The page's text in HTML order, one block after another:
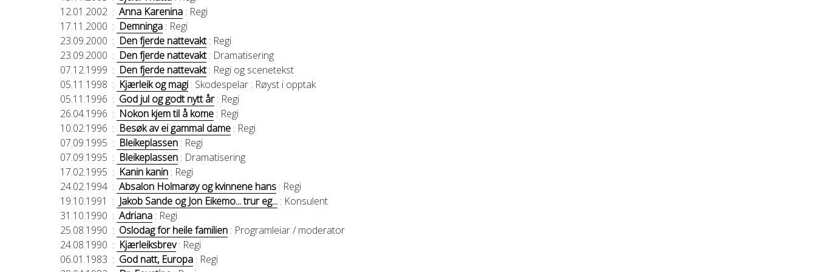
12.01.2002 : Anna Karenina : Regi
17.11.2000 : Demninga : Regi
23.09.2000 : Den fjerde nattevakt: Regi
23.09.2000 : Den fjerde nattevakt: Dramatisering
07.12.1999 : Den fjerde nattevakt: Regi og scenetekst
05.11.1998 : Kjærleik og magi : Skodespelar : Røyst i opptak
05.11.1996 : God jul og godt nytt år: Regi
26.04.1996 : Nokon kjem til å kome : Regi
10.02.1996 : Besøk av ei gammal dame : Regi
07.09.1995 : Bleikeplassen : Regi
07.09.1995 : Bleikeplassen : Dramatisering
17.02.1995 : Kanin kanin : Regi
24.02.1994 : Absalon Holmarøy og kvinnene hans : Regi
19.10.1991 : Jakob Sande og Jon Eikemo... trur eg... : Konsulent
31.10.1990 : Adriana : Regi
25.08.1990 : Oslodag for heile familien : Programleiar / moderator
24.08.1990 : Kjærleiksbrev: Regi
06.01.1983 : God natt, Europa : Regi